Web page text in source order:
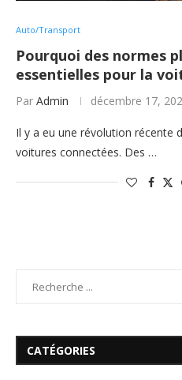
Auto/Transport
Pourquoi des normes
essentielles pour la
Par Admin décembre 17,
Il y a eu une révolution récente
voitures connectées. Des …
CATÉGORIES